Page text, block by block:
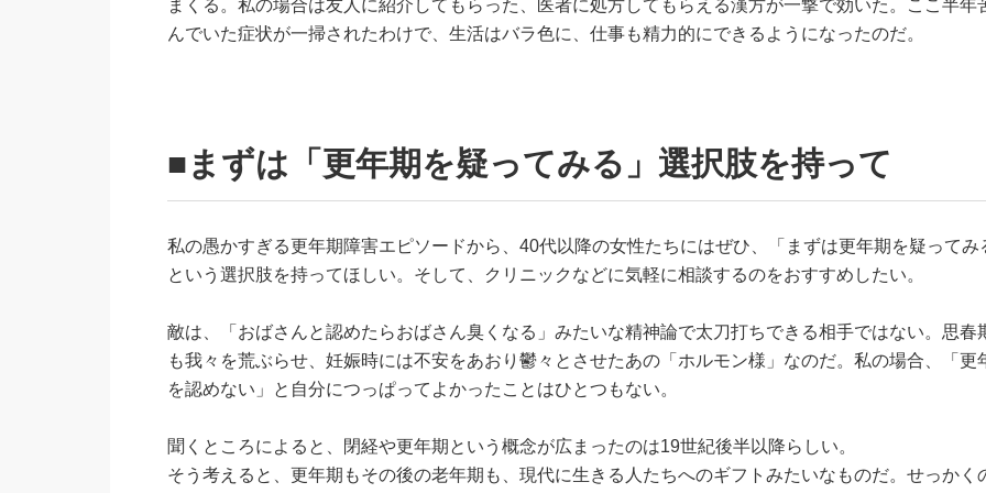
まくる。私の場合は友人に紹介してもらった、医者に処方してもらえる漢方が一撃で効いた。ここ半年
んでいた症状が一掃されたわけで、生活はバラ色に、仕事も精力的にできるようになったのだ。
■まずは「更年期を疑ってみる」選択肢を持って
私の愚かすぎる更年期障害エピソードから、40代以降の女性たちにはぜひ、「まずは更年期を疑ってみ
という選択肢を持ってほしい。そして、クリニックなどに気軽に相談するのをおすすめしたい。
敵は、「おばさんと認めたらおばさん臭くなる」みたいな精神論で太刀打ちできる相手ではない。思春
も我々を荒ぶらせ、妊娠時には不安をあおり鬱々とさせたあの「ホルモン様」なのだ。私の場合、「更
を認めない」と自分につっぱってよかったことはひとつもない。
聞くところによると、閉経や更年期という概念が広まったのは19世紀後半以降らしい。
そう考えると、更年期もその後の老年期も、現代に生きる人たちへのギフトみたいなものだ。せっかく